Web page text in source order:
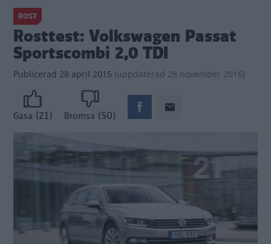
ROST
Rosttest: Volkswagen Passat
Sportscombi 2,0 TDI
Publicerad 28 april 2015 (uppdaterad 28 november 2016)
Gasa (21) Bromsa (50)